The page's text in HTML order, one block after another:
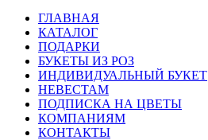
ГЛАВНАЯ
КАТАЛОГ
ПОДАРКИ
БУКЕТЫ ИЗ РОЗ
ИНДИВИДУАЛЬНЫЙ БУКЕТ
НЕВЕСТАМ
ПОДПИСКА НА ЦВЕТЫ
КОМПАНИЯМ
КОНТАКТЫ